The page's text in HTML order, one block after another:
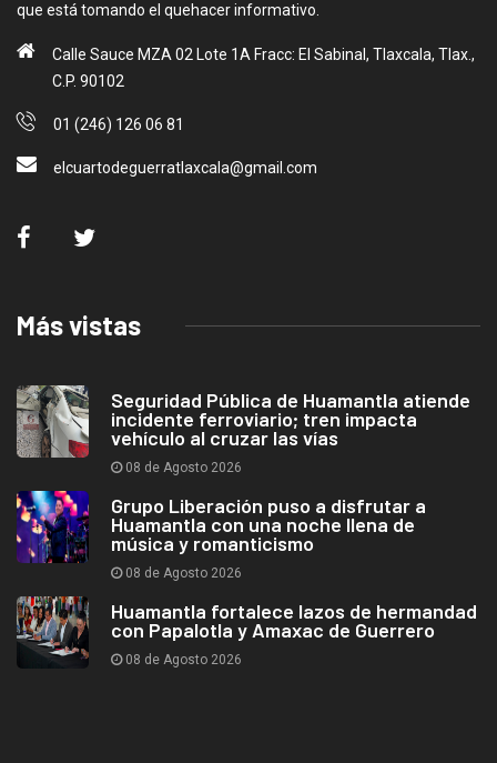
que está tomando el quehacer informativo.
Calle Sauce MZA 02 Lote 1A Fracc: El Sabinal, Tlaxcala, Tlax.,
C.P. 90102
01 (246) 126 06 81
elcuartodeguerratlaxcala@gmail.com
Más vistas
Seguridad Pública de Huamantla atiende
incidente ferroviario; tren impacta
vehículo al cruzar las vías
08 de Agosto 2026
Grupo Liberación puso a disfrutar a
Huamantla con una noche llena de
música y romanticismo
08 de Agosto 2026
Huamantla fortalece lazos de hermandad
con Papalotla y Amaxac de Guerrero
08 de Agosto 2026